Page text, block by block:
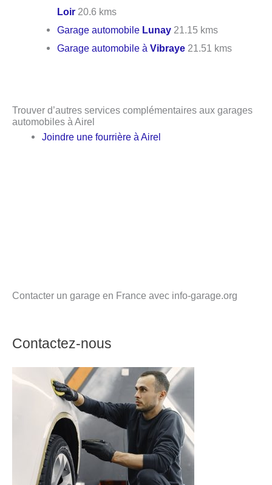
Loir 20.6 kms
Garage automobile Lunay 21.15 kms
Garage automobile àVibraye 21.51 kms
Trouver d’autres services complémentaires aux garages
automobiles à Airel
Joindre une fourrière à Airel
Contacter un garage en France avec info-garage.org
Contactez-nous